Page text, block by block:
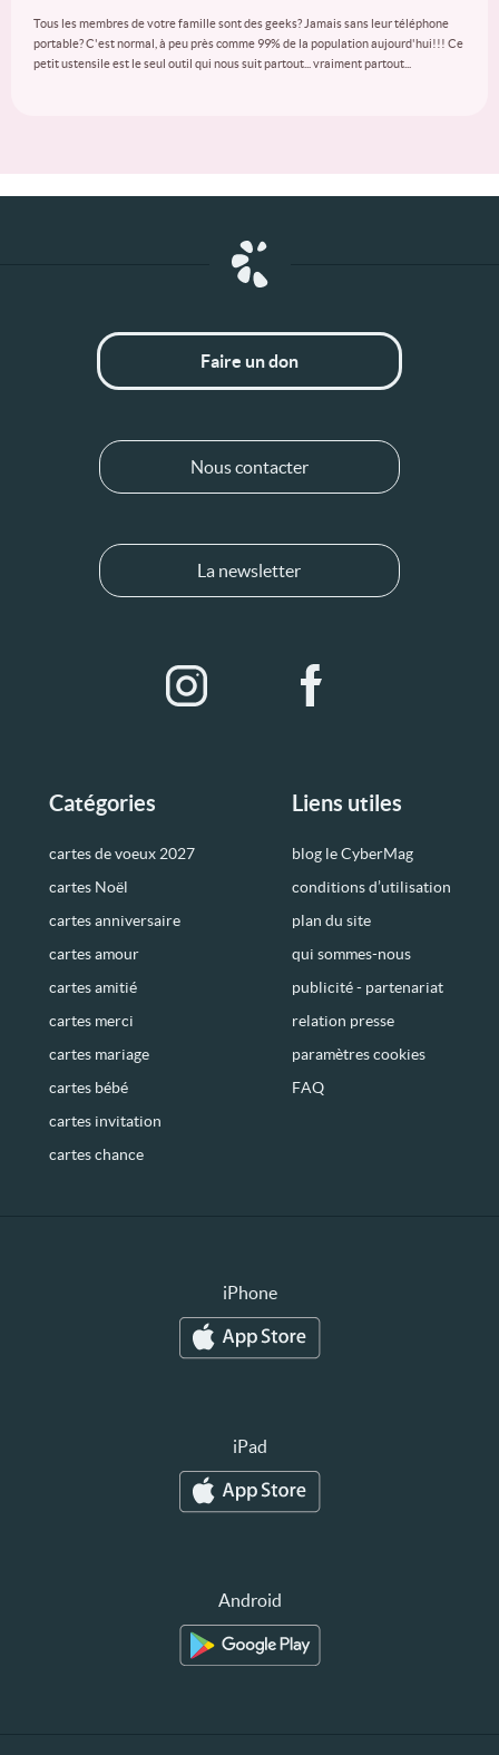
Tous les membres de votre famille sont des geeks? Jamais sans leur téléphone
portable? C'est normal, à peu près comme 99% de la population aujourd'hui!!! Ce
petit ustensile est le seul outil qui nous suit partout... vraiment partout...
Catégories
cartes de voeux 2027
cartes Noël
cartes anniversaire
cartes amour
cartes amitié
cartes merci
cartes mariage
cartes bébé
cartes invitation
cartes chance
Liens utiles
blog le CyberMag
conditions d’utilisation
plan du site
qui sommes-nous
publicité - partenariat
relation presse
paramètres cookies
FAQ
Faire un don
Nous contacter
La newsletter
iPhone
iPad
Android